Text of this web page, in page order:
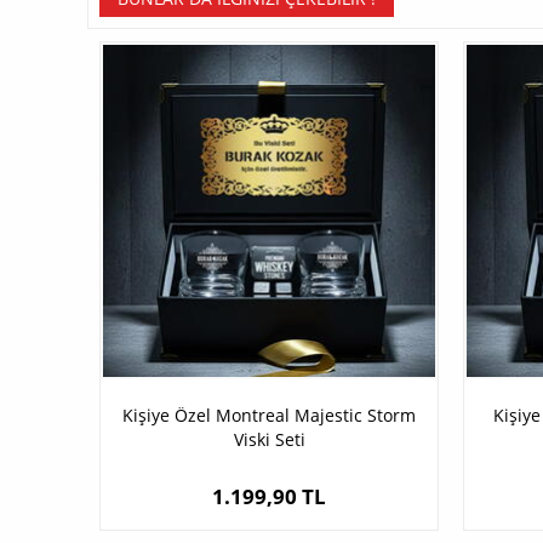
Kişiye Özel Montreal Majestic Storm
Viski Seti
1.199,90 TL